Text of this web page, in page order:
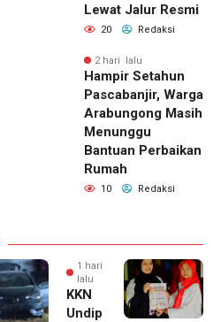
Lewat Jalur Resmi
20 Redaksi
2 hari lalu
Hampir Setahun
Pascabanjir, Warga
Arabungong Masih
Menunggu
Bantuan Perbaikan
Rumah
10 Redaksi
1 hari
lalu
KKN
Undip